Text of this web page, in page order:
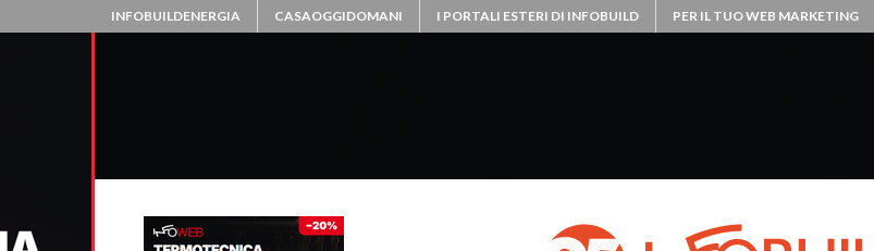
INFOBUILDENERGIA CASAOGGIDOMANI I PORTALI ESTERI DI INFOBUILD PER IL TUO WEB MARKETING